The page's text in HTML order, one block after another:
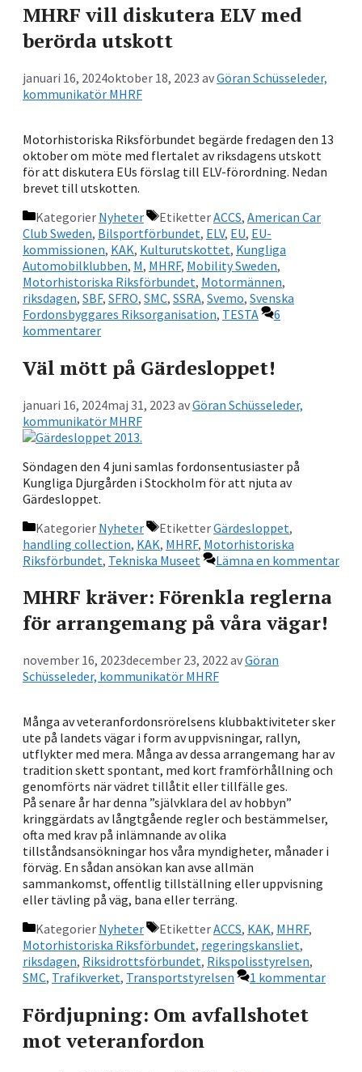
MHRF vill diskutera ELV med
berörda utskott
januari 16, 2024oktober 18, 2023 avGöran Schüsseleder,
kommunikatör MHRF
Motorhistoriska Riksförbundet begärde fredagen den 13
oktober om möte med flertalet av riksdagens utskott
för att diskutera EUs förslag till ELV-förordning. Nedan
brevet till utskotten.
Kategorier Nyheter EtiketterACCS, American Car
Club Sweden, Bilsportförbundet, ELV, EU, EU-
kommissionen, KAK, Kulturutskottet, Kungliga
Automobilklubben, M, MHRF, Mobility Sweden,
Motorhistoriska Riksförbundet, Motormännen,
riksdagen, SBF, SFRO, SMC, SSRA, Svemo, Svenska
Fordonsbyggares Riksorganisation, TESTA
6
kommentarer
Väl mött på Gärdesloppet!
januari 16, 2024maj 31, 2023 avGöran Schüsseleder,
kommunikatör MHRF
Söndagen den 4 juni samlas fordonsentusiaster på
Kungliga Djurgården i Stockholm för att njuta av
Gärdesloppet.
Kategorier Nyheter EtiketterGärdesloppet,
handling collection, KAK, MHRF, Motorhistoriska
Riksförbundet, Tekniska Museet Lämna en kommentar
MHRF kräver: Förenkla reglerna
för arrangemang på våra vägar!
november 16, 2023december 23, 2022avGöran
Schüsseleder, kommunikatör MHRF
Många av veteranfordonsrörelsens klubbaktiviteter sker
ute på landets vägar i form av uppvisningar, rallyn,
utflykter med mera. Många av dessa arrangemang har av
tradition skett spontant, med kort framförhållning och
genomförts när vädret tillåtit eller tillfälle ges.
På senare år har denna ”självklara del av hobbyn”
kringgärdats av långtgående regler och bestämmelser,
ofta med krav på inlämnande av olika
tillståndsansökningar hos våra myndigheter, månader i
förväg. En sådan ansökan kan avse allmän
sammankomst, offentlig tillställning eller uppvisning
eller tävling på väg, bana eller terräng.
Kategorier Nyheter EtiketterACCS, KAK, MHRF,
Motorhistoriska Riksförbundet, regeringskansliet,
riksdagen, Riksidrottsförbundet, Rikspolisstyrelsen,
SMC, Trafikverket, Transportstyrelsen 1 kommentar
Fördjupning: Om avfallshotet
mot veteranfordon